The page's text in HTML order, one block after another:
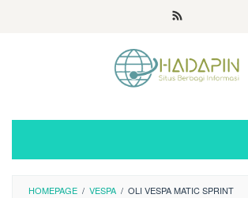
HOMEPAGE / VESPA / OLI VESPA MATIC SPRINT